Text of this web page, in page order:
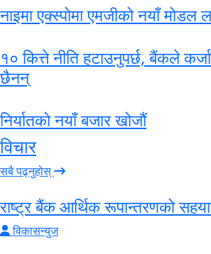
नाइमा एक्स्पोमा एमजीको नयाँ मोडल
१० कित्ते नीति हटाउनुपर्छ, बैंकले
छैनन्
निर्यातको नयाँ बजार खोजौं
विचार
सबै पढ्नुहोस्
राष्ट्र बैंक आर्थिक रूपान्तरणको
विकासन्युज